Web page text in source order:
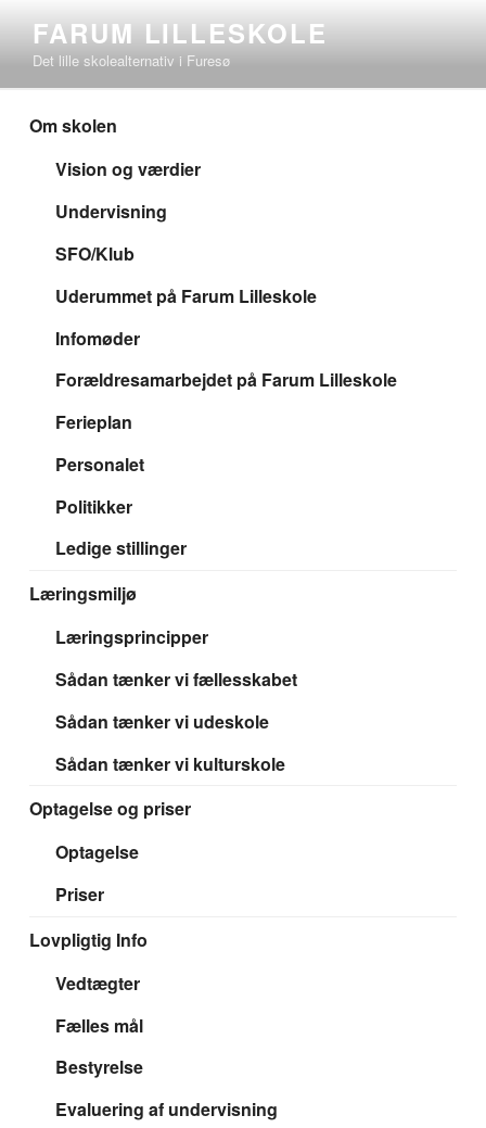
indhold
FARUM LILLESKOLE
Det lille skolealternativ i Furesø
Om skolen
Vision og værdier
Undervisning
SFO/Klub
Uderummet på Farum Lilleskole
Infomøder
Forældresamarbejdet på Farum Lilleskole
Ferieplan
Personalet
Politikker
Ledige stillinger
Læringsmiljø
Læringsprincipper
Sådan tænker vi fællesskabet
Sådan tænker vi udeskole
Sådan tænker vi kulturskole
Optagelse og priser
Optagelse
Priser
Lovpligtig Info
Vedtægter
Fælles mål
Bestyrelse
Evaluering af undervisning